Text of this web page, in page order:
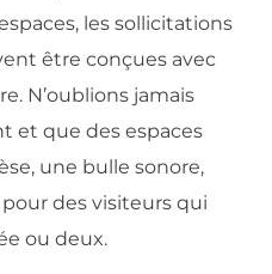
les sollicitations
être conçues avec
N’oublions jamais
et que des espaces
une bulle sonore,
des visiteurs qui
ou deux.